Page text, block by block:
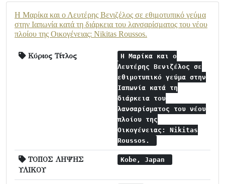
Η Μαρίκα και ο Λευτέρης Βενιζέλος σε εθιμοτυπικό γεύμα
στην Ιαπωνία κατά τη διάρκεια του λανσαρίσματος του νέου
πλοίου της Οικογένειας: Nikitas Roussos.
Κύριος Τίτλος
Η Μαρίκα και ο
Λευτέρης Βενιζέλος σε
εθιμοτυπικό γεύμα στην
Ιαπωνία κατά τη
διάρκεια του
λανσαρίσματος του νέου
πλοίου της
Οικογένειας: Nikitas
Roussos.
ΤΟΠΟΣ ΛΗΨΗΣ
ΥΛΙΚΟΥ
Kobe, Japan